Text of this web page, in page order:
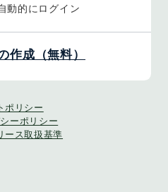
動的にログイン
作成（無料）
ポリシー
ーポリシー
ース取扱基準